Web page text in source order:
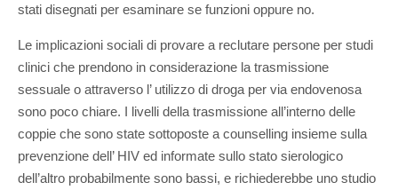
stati disegnati per esaminare se funzioni oppure no.
Le implicazioni sociali di provare a reclutare persone per studi
clinici che prendono in considerazione la trasmissione
sessuale o attraverso l’ utilizzo di droga per via endovenosa
sono poco chiare. I livelli della trasmissione all’interno delle
coppie che sono state sottoposte a counselling insieme sulla
prevenzione dell’ HIV ed informate sullo stato sierologico
dell’altro probabilmente sono bassi, e richiederebbe uno studio